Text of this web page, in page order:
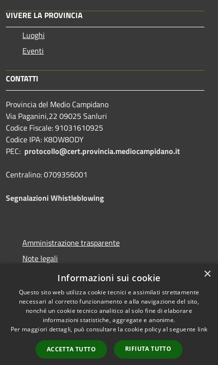
VIVERE LA PROVINCIA
Luoghi
Eventi
CONTATTI
Provincia del Medio Campidano
Via Paganini,22 09025 Sanluri
Codice Fiscale: 91031610925
Codice IPA: K8OW8ODY
PEC: protocollo@cert.provincia.mediocampidano.it
Centralino: 0709356001
Segnalazioni Whistleblowing
Amministrazione trasparente
Note legali
Dichiarazione di accessibilità
Accessibilità
Copyright © 2026 • Provincia
del Medio Campidano •
Powered byMunicipium
Accesso redazione
×
Informazioni sui cookie
Questo sito web utilizza cookie tecnici e assimilati strettamente
necessari al corretto funzionamento e alla navigazione del sito,
nonché un cookie tecnico analitico al solo fine di elaborare
informazioni statistiche, aggregate e anonime.
Per maggiori dettagli, può consultare la cookie policy al seguente link
ACCETTA TUTTO RIFIUTA TUTTO